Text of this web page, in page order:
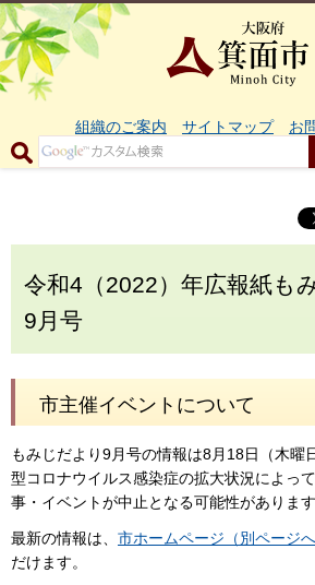
組織のご案内 サイトマップ お
令和4（2022）年広報紙も
9月号
市主催イベントについて
もみじだより9月号の情報は8月18日（木曜
型コロナウイルス感染症の拡大状況によっ
事・イベントが中止となる可能性があります
最新の情報は、 市ホームページ（別ページへ
だけます。